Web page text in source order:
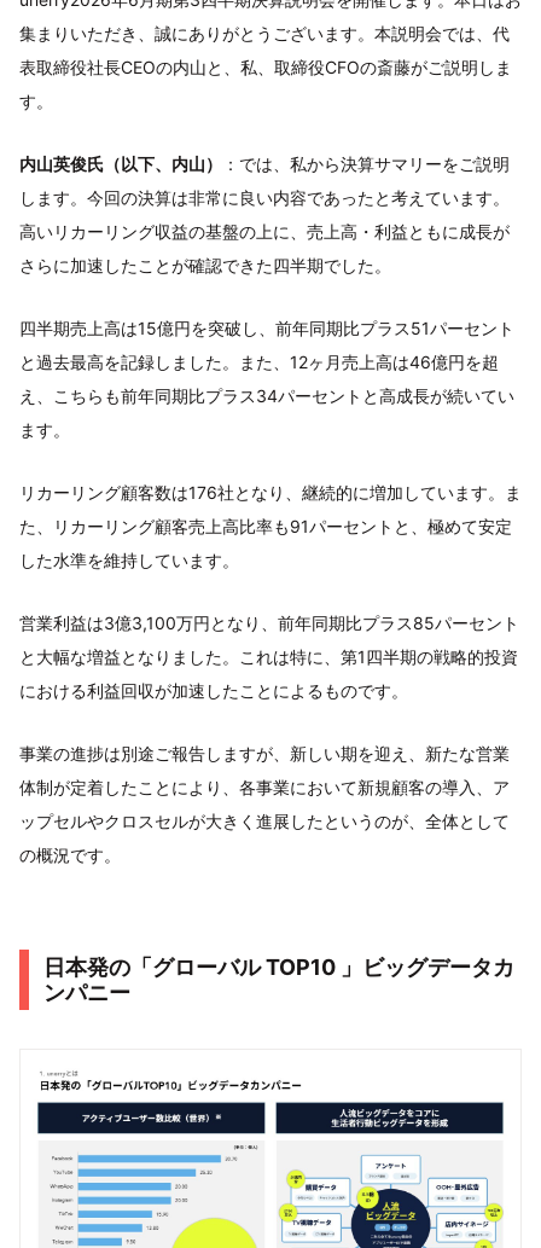
集まりいただき、誠にありがとうございます。本説明会では、代
表取締役社長CEOの内山と、私、取締役CFOの斎藤がご説明しま
す。
内山英俊氏（以下、内山）
：では、私から決算サマリーをご説明
します。今回の決算は非常に良い内容であったと考えています。
高いリカーリング収益の基盤の上に、売上高・利益ともに成長が
さらに加速したことが確認できた四半期でした。
四半期売上高は15億円を突破し、前年同期比プラス51パーセント
と過去最高を記録しました。また、12ヶ月売上高は46億円を超
え、こちらも前年同期比プラス34パーセントと高成長が続いてい
ます。
リカーリング顧客数は176社となり、継続的に増加しています。ま
た、リカーリング顧客売上高比率も91パーセントと、極めて安定
した水準を維持しています。
営業利益は3億3,100万円となり、前年同期比プラス85パーセント
と大幅な増益となりました。これは特に、第1四半期の戦略的投資
における利益回収が加速したことによるものです。
事業の進捗は別途ご報告しますが、新しい期を迎え、新たな営業
体制が定着したことにより、各事業において新規顧客の導入、ア
ップセルやクロスセルが大きく進展したというのが、全体として
の概況です。
日本発の「グローバル TOP10 」ビッグデータカ
ンパニー